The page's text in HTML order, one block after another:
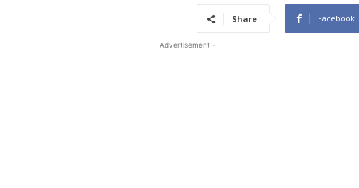
Share Facebook
- Advertisement -